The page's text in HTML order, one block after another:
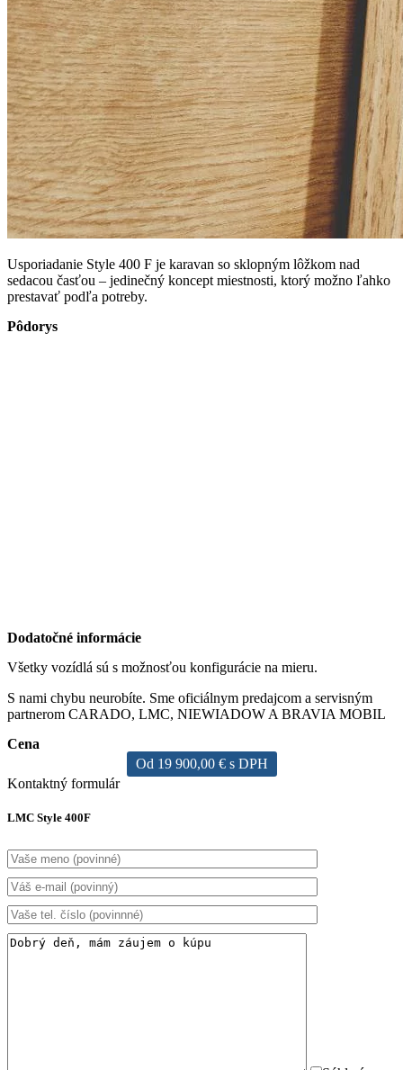
Usporiadanie Style 400 F je karavan so sklopným lôžkom nad
sedacou časťou – jedinečný koncept miestnosti, ktorý možno ľahko
prestavať podľa potreby.
Pôdorys
Dodatočné informácie
Všetky vozídlá sú s možnosťou konfigurácie na mieru.
S nami chybu neurobíte. Sme oficiálnym predajcom a servisným
partnerom CARADO, LMC, NIEWIADOW A BRAVIA MOBIL
Cena
Od 19 900,00 € s DPH
Kontaktný formulár
LMC Style 400F